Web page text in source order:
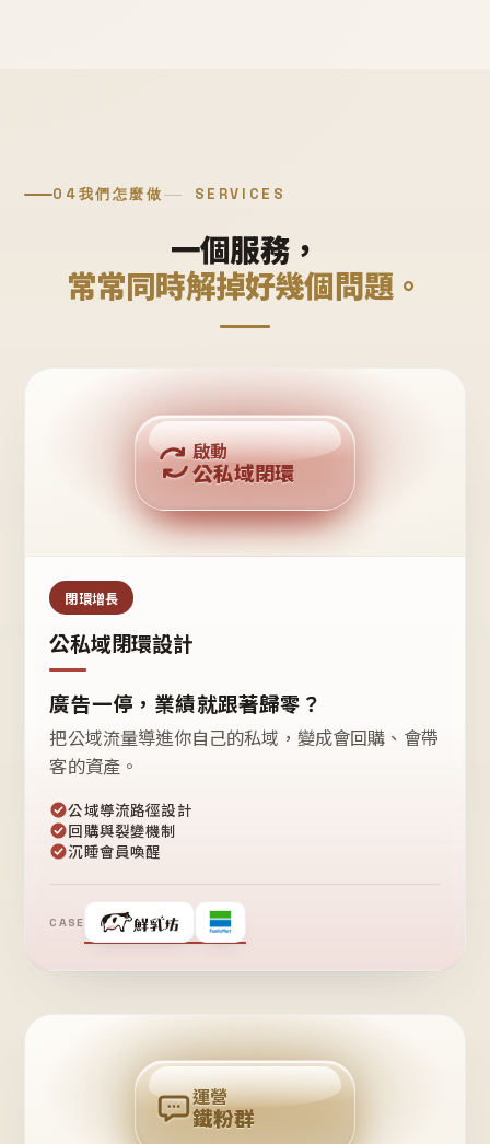
04我們怎麼做 SERVICES
一個服務，
常常同時解掉好幾個問題。
公域流量
私域鐵粉
回購複利
啟動
公私域閉環
閉環增長
公私域閉環設計
廣告一停，業績就跟著歸零？
把公域流量導進你自己的私域，變成會回購、會帶
客的資產。
公域導流路徑設計
回購與裂變機制
沉睡會員喚醒
CASE
❤
粉
回
購
運營
鐵粉群